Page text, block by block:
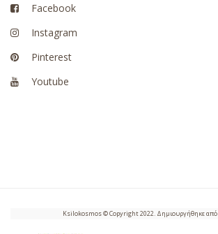
Facebook
Instagram
Pinterest
Youtube
Ksilokosmos © Copyright 2022. Δημιουργήθηκε από